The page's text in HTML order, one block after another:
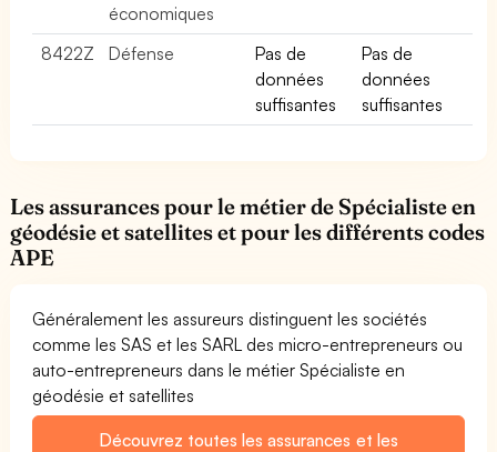
économiques
8422Z Défense
Pas de
données
suffisantes
Pas de
données
suffisantes
Les assurances pour le métier de Spécialiste en
géodésie et satellites et pour les différents codes
APE
Généralement les assureurs distinguent les sociétés
comme les SAS et les SARL des micro-entrepreneurs ou
auto-entrepreneurs dans le métier Spécialiste en
géodésie et satellites
Découvrez toutes les assurances et les